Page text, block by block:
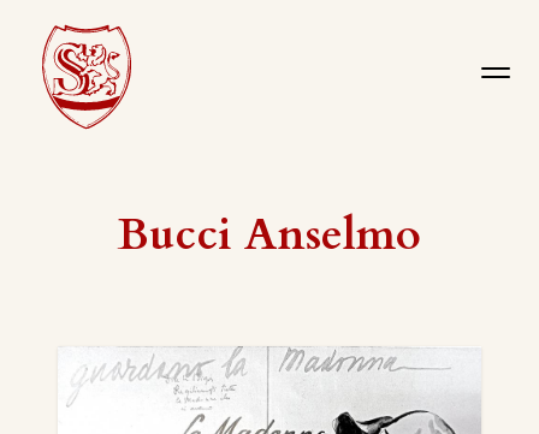
Bucci Anselmo